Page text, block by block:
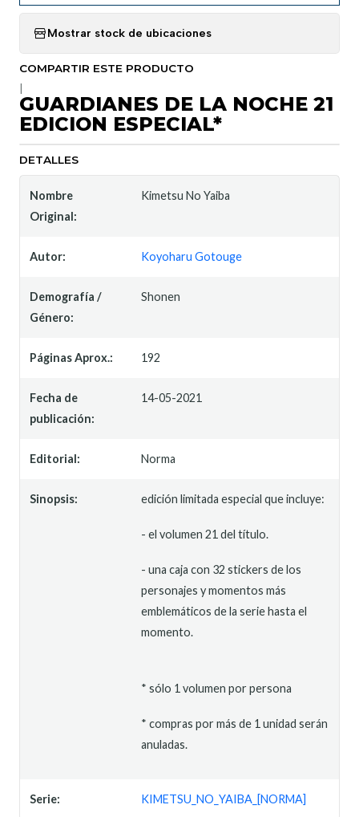
Mostrar stock de ubicaciones
COMPARTIR ESTE PRODUCTO
GUARDIANES DE LA NOCHE 21
EDICION ESPECIAL*
DETALLES
Nombre
Original:
Kimetsu No Yaiba
Autor: Koyoharu Gotouge
Demografía /
Género:
Shonen
Páginas Aprox.: 192
Fecha de
publicación:
14-05-2021
Editorial: Norma
Sinopsis: edición limitada especial que incluye:
- el volumen 21 del título.
- una caja con 32 stickers de los
personajes y momentos más
emblemáticos de la serie hasta el
momento.
* sólo 1 volumen por persona
* compras por más de 1 unidad serán
anuladas.
Serie: KIMETSU_NO_YAIBA_[NORMA]